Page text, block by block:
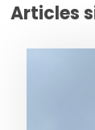
Articles